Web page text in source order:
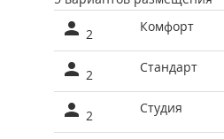
2 Комфорт
2 Стандарт
2 Студия